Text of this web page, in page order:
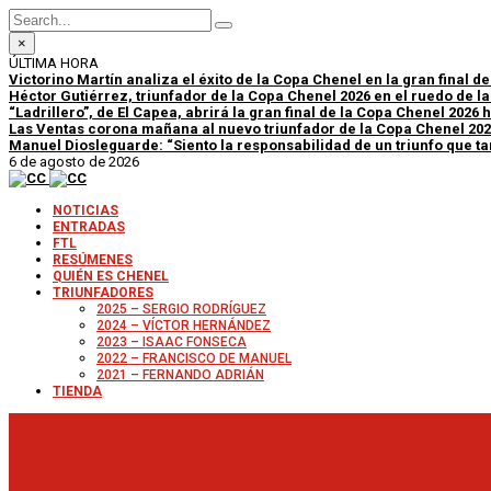
×
ÚLTIMA HORA
Victorino Martín analiza el éxito de la Copa Chenel en la gran final de
Héctor Gutiérrez, triunfador de la Copa Chenel 2026 en el ruedo de
“Ladrillero”, de El Capea, abrirá la gran final de la Copa Chenel 2026
Las Ventas corona mañana al nuevo triunfador de la Copa Chenel
Manuel Diosleguarde: “Siento la responsabilidad de un triunfo que
6 de agosto de 2026
NOTICIAS
ENTRADAS
FTL
RESÚMENES
QUIÉN ES CHENEL
TRIUNFADORES
2025 – SERGIO RODRÍGUEZ
2024 – VÍCTOR HERNÁNDEZ
2023 – ISAAC FONSECA
2022 – FRANCISCO DE MANUEL
2021 – FERNANDO ADRIÁN
TIENDA